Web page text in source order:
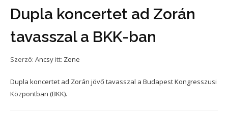
Dupla koncertet ad Zorán
tavasszal a BKK-ban
Szerző: Ancsy itt: Zene
Dupla koncertet ad Zorán jövő tavasszal a Budapest Kongresszusi
Központban (BKK).